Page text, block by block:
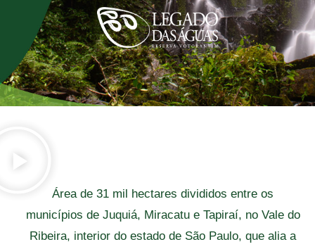
Área de 31 mil hectares divididos entre os
municípios de Juquiá, Miracatu e Tapiraí, no Vale do
Ribeira, interior do estado de São Paulo, que alia a